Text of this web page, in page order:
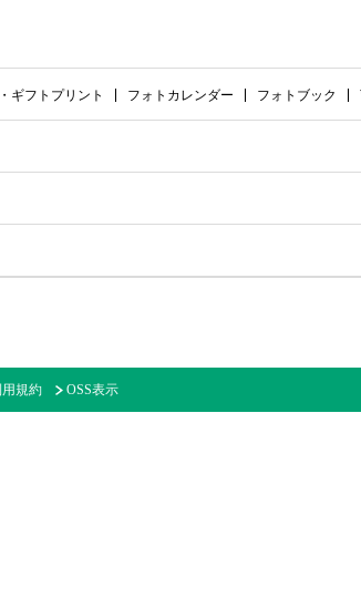
ギフトプリント フォトカレンダー フォトブック
用規約 OSS表示